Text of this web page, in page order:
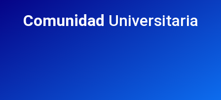
Comunidad Universitaria